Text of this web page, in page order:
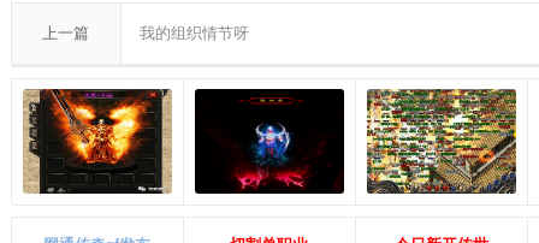
上一篇 我的组织情节呀